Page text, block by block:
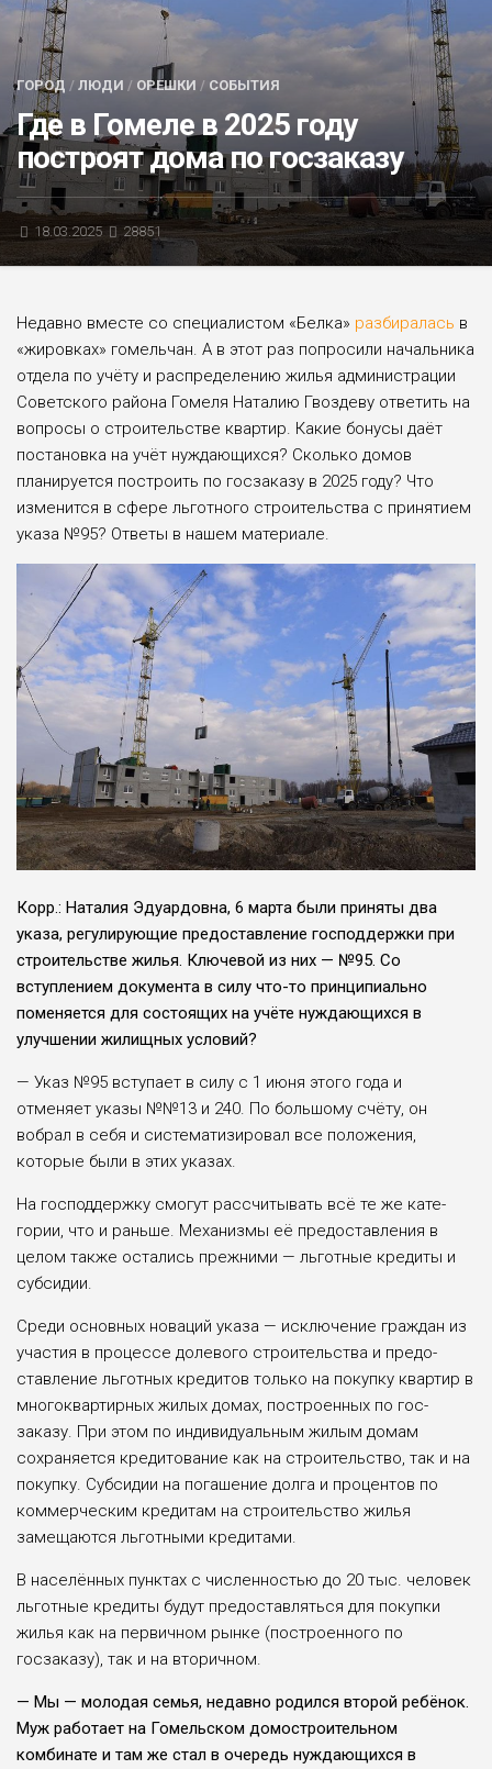
БЛИЦ-ОПРОС
АФИША
ГОРОД / ЛЮДИ / ОРЕШКИ / СОБЫТИЯ
Где в Гомеле в 2025 году
построят дома по госзаказу
18.03.2025 28851
Недавно вместе со специалистом «Белка» разбиралась в
«жировках» гомельчан. А в этот раз попросили начальника
отдела по учёту и распределению жилья администрации
Советско­го района Гомеля Наталию Гвоздеву ответить на
вопросы о строительстве квартир. Какие бонусы даёт
постановка на учёт нужда­ющихся? Сколько домов
планируется построить по госзаказу в 2025 году? Что
изменится в сфере льгот­ного строительства с при­нятием
указа №95? Ответы в нашем материале.
Корр.: Наталия Эдуар­довна, 6 марта были при­няты два
указа, регулиру­ющие предоставление господдержки при
строитель­стве жилья. Ключевой из них — №95. Со
вступлени­ем документа в силу что-то принципиально
поменяется для состоящих на учёте нуж­дающихся в
улучшении жи­лищных условий?
— Указ №95 вступает в силу с 1 июня этого года и
отменяет указы №№13 и 240. По большому счёту, он
вобрал в себя и систематизировал все положения,
которые были в этих указах.
На господдержку смогут рассчитывать всё те же кате­
гории, что и раньше. Меха­низмы её предоставления в
целом также остались преж­ними — льготные кредиты и
субсидии.
Среди основных новаций указа — исключение граждан из
участия в процессе доле­вого строительства и предо­
ставление льготных кредитов только на покупку квартир в
многоквартирных жилых домах, построенных по гос­
заказу. При этом по инди­видуальным жилым домам
сохраняется кредитование как на строительство, так и на
покупку. Субсидии на погашение долга и процен­тов по
коммерческим креди­там на строительство жилья
замещаются льготными кре­дитами.
В населённых пунктах с численностью до 20 тыс. человек
льготные кредиты будут предоставляться для покупки
жилья как на пер­вичном рынке (построенного по
госзаказу), так и на вто­ричном.
— Мы — молодая семья, недавно родился вто­рой ребёнок.
Муж работает на Гомельском домострои­тельном
комбинате и там же стал в очередь нуждающих­ся в